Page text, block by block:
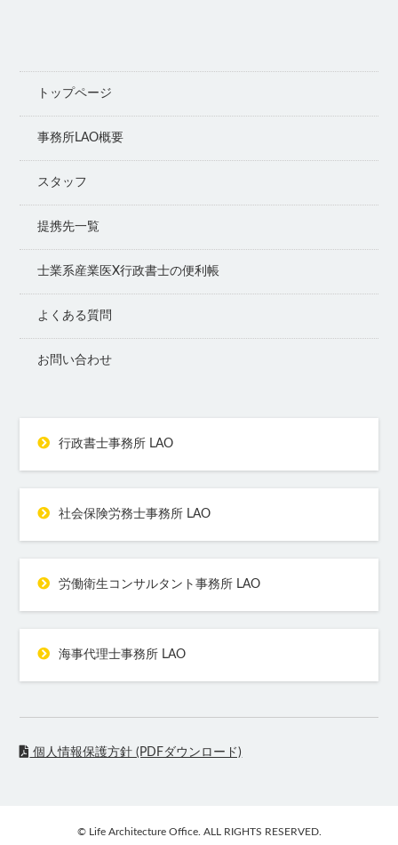
トップページ
事務所LAO概要
スタッフ
提携先一覧
士業系産業医X行政書士の便利帳
よくある質問
お問い合わせ
行政書士事務所 LAO
社会保険労務士事務所 LAO
労働衛生コンサルタント事務所 LAO
海事代理士事務所 LAO
個人情報保護方針 (PDFダウンロード)
© Life Architecture Office. ALL RIGHTS RESERVED.